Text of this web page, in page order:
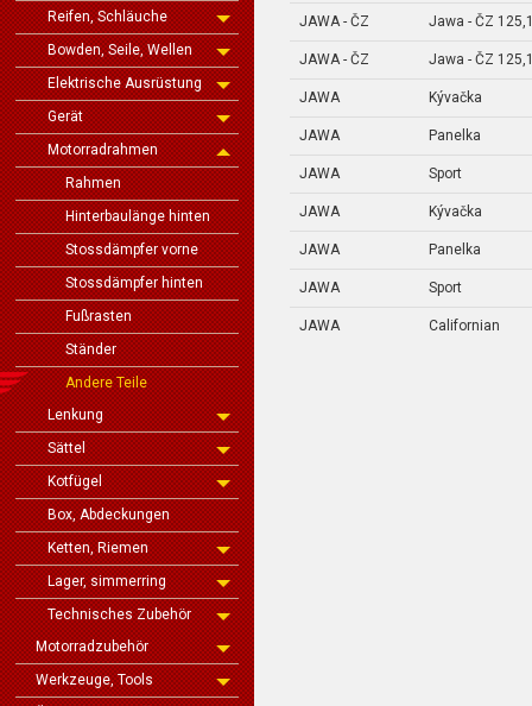
Reifen, Schläuche
Bowden, Seile, Wellen
Elektrische Ausrüstung
Gerät
Motorradrahmen
Rahmen
Hinterbaulänge hinten
Stossdämpfer vorne
Stossdämpfer hinten
Fußrasten
Ständer
Andere Teile
Lenkung
Sättel
Kotfügel
Box, Abdeckungen
Ketten, Riemen
Lager, simmerring
Technisches Zubehör
Motorradzubehör
Werkzeuge, Tools
JAWA - ČZ Jawa - ČZ
JAWA - ČZ Jawa - ČZ
JAWA Kývačka
JAWA Panelka
JAWA Sport
JAWA Kývačka
JAWA Panelka
JAWA Sport
JAWA Californian